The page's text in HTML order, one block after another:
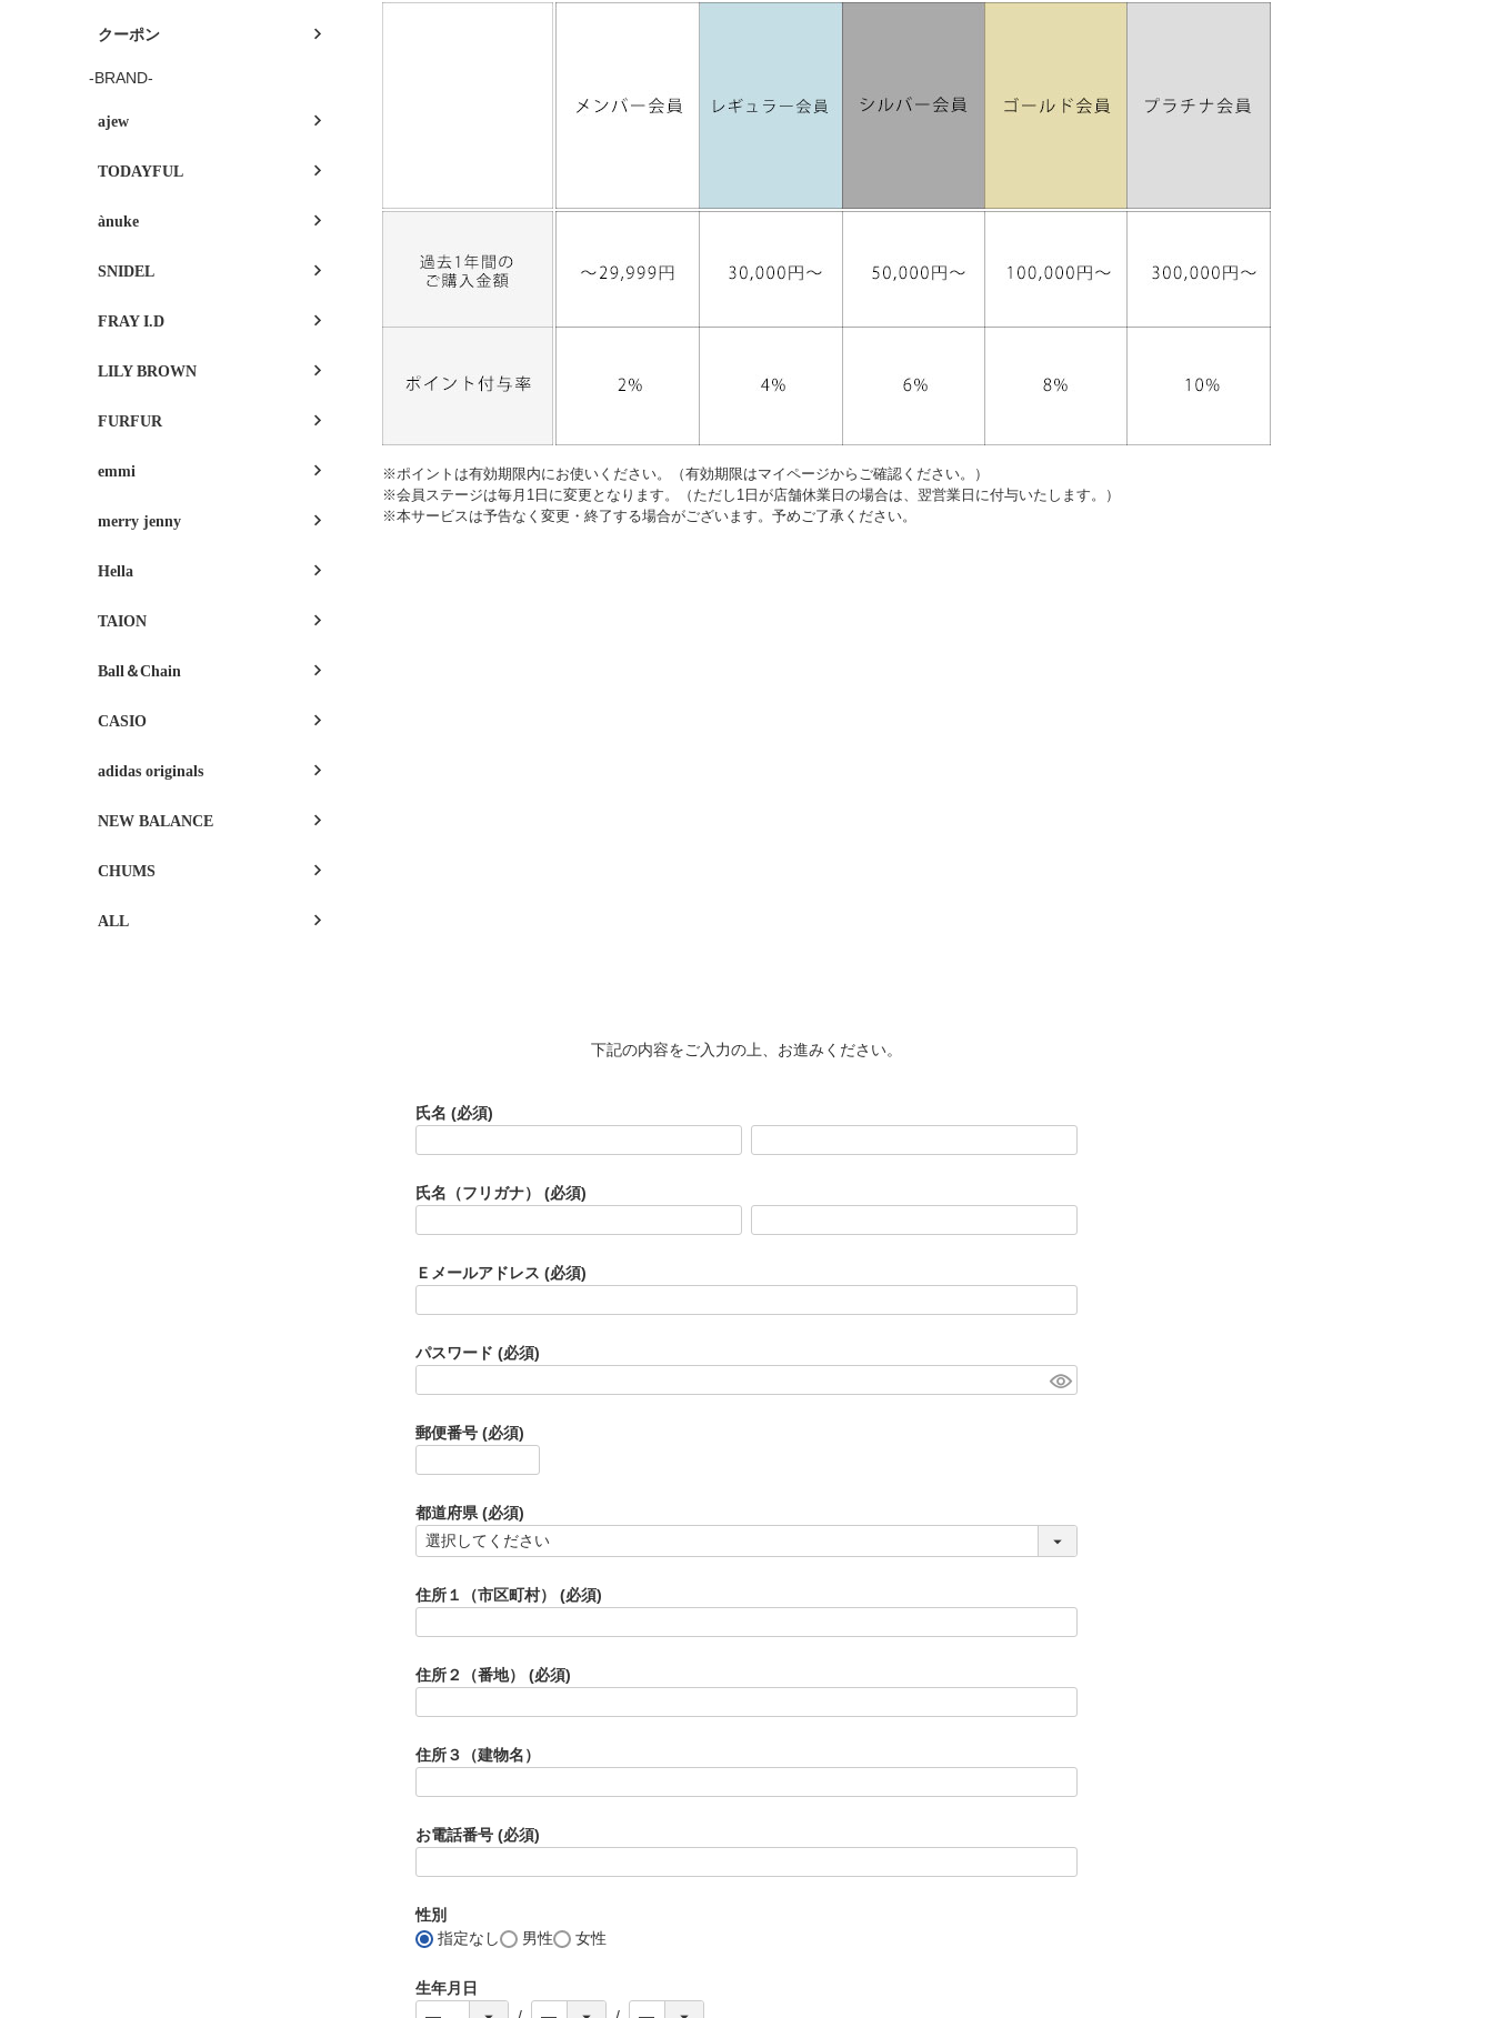
クーポン
-BRAND-
ajew
TODAYFUL
ànuke
SNIDEL
FRAY I.D
LILY BROWN
FURFUR
emmi
merry jenny
Hella
TAION
Ball＆Chain
CASIO
adidas originals
NEW BALANCE
CHUMS
ALL
※ポイントは有効期限内にお使いください。（有効期限はマイページからご確認ください。）
※会員ステージは毎月1日に変更となります。（ただし1日が店舗休業日の場合は、翌営業日に付与いたします。）
※本サービスは予告なく変更・終了する場合がございます。予めご了承ください。
下記の内容をご入力の上、お進みください。
氏名 (必須)
氏名（フリガナ） (必須)
Ｅメールアドレス (必須)
パスワード (必須)
郵便番号 (必須)
都道府県 (必須)
住所１（市区町村） (必須)
住所２（番地） (必須)
住所３（建物名）
お電話番号 (必須)
性別
指定なし
男性 女性
生年月日